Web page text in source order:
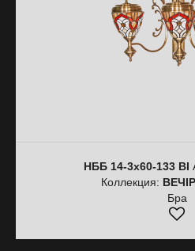
НББ 14-3х60-133 BI
Коллекция:
Бра